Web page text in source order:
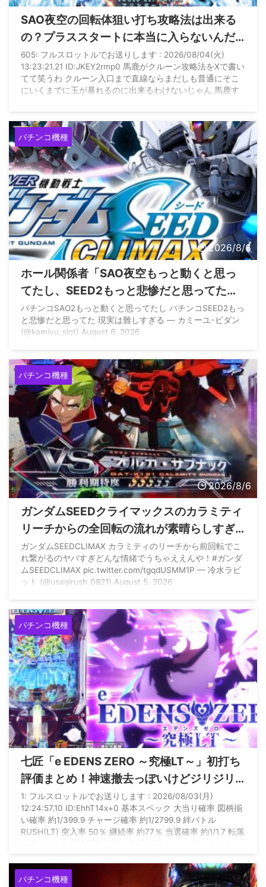
SAO夜空の回転体狙い打ち攻略法は出来る
の？プラススタートに本当に入らないんだ
が
605: フルスロットルでお送りします : 2026/08/04(火)
13:23:21.21 ID:JKEY2rmp0 馬鹿がクルーン攻略法をXで書い
てて笑うわ クルーン入口まで直線ならまだしも普通にそこ
にいくまでに玉が暴れるのに出来るわけないじゃん 馬鹿す
パチンコ機種
2026/8/6
ホール関係者「SAO夜空もっと動くと思っ
てたし、SEED2もっと悲惨だと思ってた、
現実は難しすぎる」
パチンコSAO2もっと動くと思ってたし パチンコSEED2もっ
と悲惨だと思ってた 現実は難しすぎる — カミーユ･ビダン
(@kamiyu_slot) August 6, 2026
パチンコ機種
2026/8/6
ガンダムSEEDクライマックスのカラミティ
リーチからの全回転の流れが素晴らしすぎ
ると話題に
ガンダムSEEDCLIMAX カラミティのリーチから前回転でこ
れ繋がるのヤバすぎどんな情緒でうちゃええんや！#ガンダ
ムSEEDCLIMAX pic.twitter.com/tgqdUSMM1P — 冷水ラビ
ット (@usagirush_0821) August 5, 2026
パチンコ機種
2026/8/6
七匠「e EDENS ZERO ～究極LT～」初打ち
評価まとめ！神速撤去っぽいけどジリジリ
人気出る機種ってあったか？
1: フルスロットルでお送りします : 2026/08/03(月)
12:24:57.10 ID:EhhT14x+0 基本スペック 大当り確率 図柄揃
い確率 約1/399.9 チャージ確率 約1/2799.9 絆バトル
RUSH(LT) 突入率 50％ 継続率 約77％ 当選確率 約1/1.7 転落
1/4.2 継続回数 転落or実質次回まで 賞球数 1＆5＆ ...
パチンコ機種